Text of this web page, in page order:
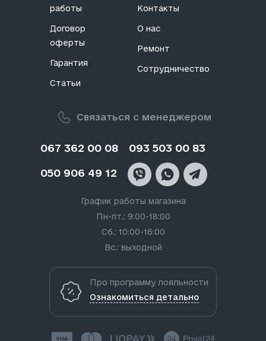
Связаться с менеджером
067 362 00 08 093 503 00 83
050 906 49 12
График работы магазина
Пн-пт.: 9:00-18:00
Сб.: 10:00-16:00
Вс.: выходной
работы
Договор
оферты
Гарантия
Статьи
Контакты
О нас
Ремонт
Сотрудничество
Про программу лояльности
Ознакомиться детально